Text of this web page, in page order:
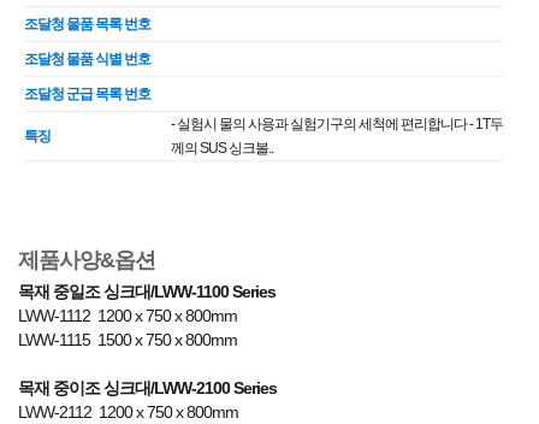
조달청 물품 목록 번호
조달청 물품 식별 번호
조달청 군급 목록 번호
특징
- 실험시 물의 사용과 실험기구의 세척에 편리합니다 - 1T두
께의 SUS 싱크볼..
제품사양&옵션
목재 중일조 싱크대/LWW-1100 Series
LWW-1112 1200 x 750 x 800mm
LWW-1115 1500 x 750 x 800mm
목재 중이조 싱크대/LWW-2100 Series
LWW-2112 1200 x 750 x 800mm